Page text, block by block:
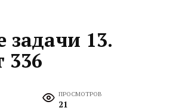
задачи 13.
336
ПРОСМОТРОВ
21